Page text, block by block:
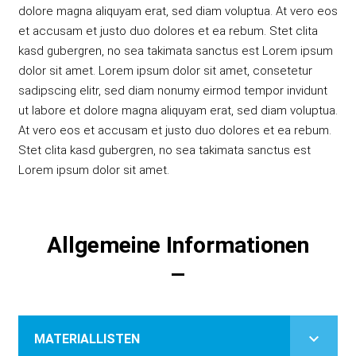
dolore magna aliquyam erat, sed diam voluptua. At vero eos
et accusam et justo duo dolores et ea rebum. Stet clita
kasd gubergren, no sea takimata sanctus est Lorem ipsum
dolor sit amet. Lorem ipsum dolor sit amet, consetetur
sadipscing elitr, sed diam nonumy eirmod tempor invidunt
ut labore et dolore magna aliquyam erat, sed diam voluptua.
At vero eos et accusam et justo duo dolores et ea rebum.
Stet clita kasd gubergren, no sea takimata sanctus est
Lorem ipsum dolor sit amet.
Allgemeine Informationen
MATERIALLISTEN keyboard_arrow_down